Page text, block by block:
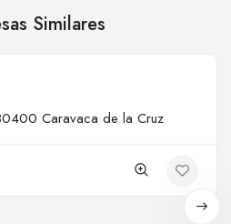
Similares
Caravaca de la Cruz